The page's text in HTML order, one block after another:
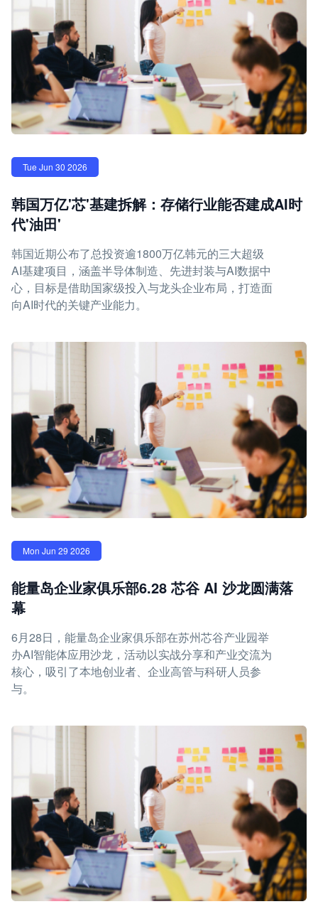
Tue Jun 30 2026
韩国万亿'芯'基建拆解：存储行业能否建成AI时
代'油田'
韩国近期公布了总投资逾1800万亿韩元的三大超级
AI基建项目，涵盖半导体制造、先进封装与AI数据中
心，目标是借助国家级投入与龙头企业布局，打造面
向AI时代的关键产业能力。
Mon Jun 29 2026
能量岛企业家俱乐部6.28 芯谷 AI 沙龙圆满落
幕
6月28日，能量岛企业家俱乐部在苏州芯谷产业园举
办AI智能体应用沙龙，活动以实战分享和产业交流为
核心，吸引了本地创业者、企业高管与科研人员参
与。